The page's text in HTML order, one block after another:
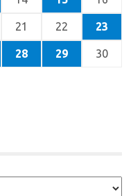
21 22 23
28 29
30